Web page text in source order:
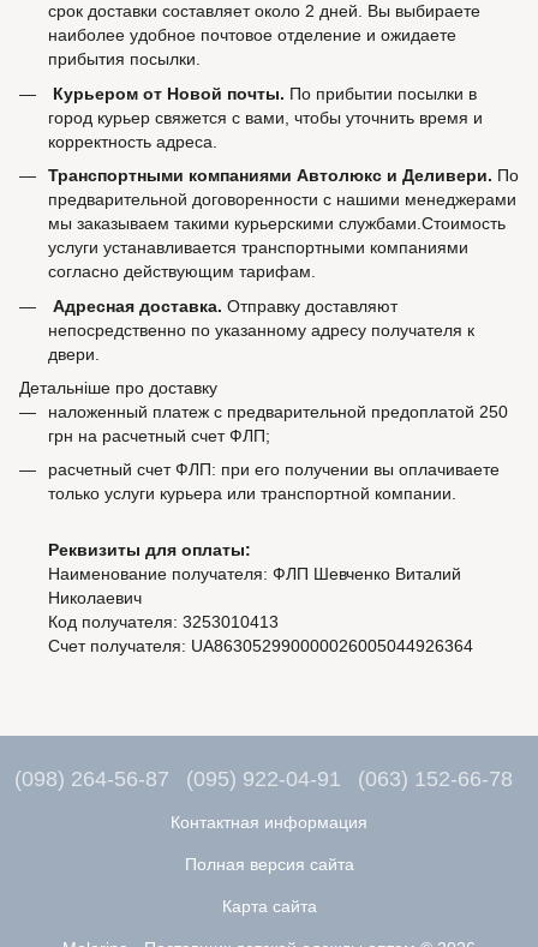
срок доставки составляет около 2 дней. Вы выбираете
наиболее удобное почтовое отделение и ожидаете
прибытия посылки.
Курьером от Новой почты. По прибытии посылки в
город курьер свяжется с вами, чтобы уточнить время и
корректность адреса.
Транспортными компаниями Автолюкс и Деливери. По
предварительной договоренности с нашими менеджерами
мы заказываем такими курьерскими службами.Стоимость
услуги устанавливается транспортными компаниями
согласно действующим тарифам.
Адресная доставка. Отправку доставляют
непосредственно по указанному адресу получателя к
двери.
Детальніше про доставку
наложенный платеж с предварительной предоплатой 250
грн на расчетный счет ФЛП;
расчетный счет ФЛП: при его получении вы оплачиваете
только услуги курьера или транспортной компании.
Реквизиты для оплаты:
Наименование получателя: ФЛП Шевченко Виталий
Николаевич
Код получателя: 3253010413
Счет получателя: UA863052990000026005044926364
(098) 264-56-87 (095) 922-04-91 (063) 152-66-78
Контактная информация
Полная версия сайта
Карта сайта